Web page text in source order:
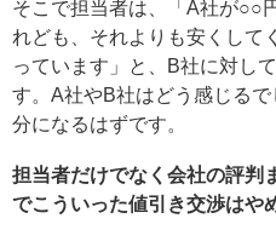
そこで担当者は、「A社が○○
れども、それよりも安くして
っています」と、B社に対し
す。A社やB社はどう感じる
分になるはずです。
担当者だけでなく会社の評判
でこういった値引き交渉はや